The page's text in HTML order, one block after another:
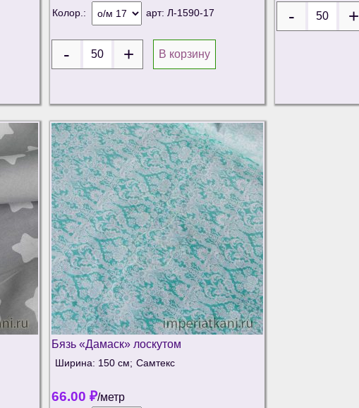
Колор.: арт: Л-1590-17
В корзину
Бязь «Дамаск» лоскутом
Ширина: 150 см; Самтекс
66.00 ₽/метр